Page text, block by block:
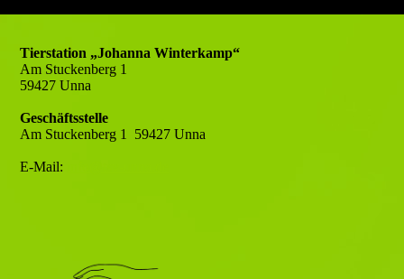
Tierstation „Johanna Winterkamp“
Am Stuckenberg 1
59427 Unna
Geschäftsstelle
Am Stuckenberg 1 59427 Unna
E-Mail: